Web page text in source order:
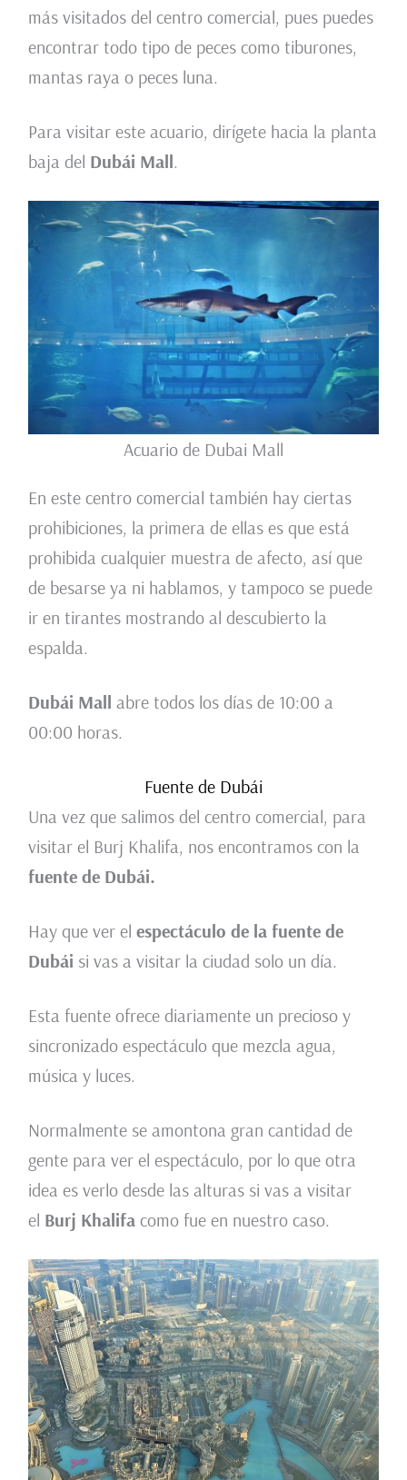
más visitados del centro comercial, pues puedes
encontrar todo tipo de peces como tiburones,
mantas raya o peces luna.
Para visitar este acuario, dirígete hacia la planta
baja del Dubái Mall.
Acuario de Dubai Mall
En este centro comercial también hay ciertas
prohibiciones, la primera de ellas es que está
prohibida cualquier muestra de afecto, así que
de besarse ya ni hablamos, y tampoco se puede
ir en tirantes mostrando al descubierto la
espalda.
Dubái Mall abre todos los días de 10:00 a
00:00 horas.
Fuente de Dubái
Una vez que salimos del centro comercial, para
visitar el Burj Khalifa, nos encontramos con la
fuente de Dubái.
Hay que ver el espectáculo de la fuente de
Dubái si vas a visitar la ciudad solo un día.
Esta fuente ofrece diariamente un precioso y
sincronizado espectáculo que mezcla agua,
música y luces.
Normalmente se amontona gran cantidad de
gente para ver el espectáculo, por lo que otra
idea es verlo desde las alturas si vas a visitar
el Burj Khalifa como fue en nuestro caso.